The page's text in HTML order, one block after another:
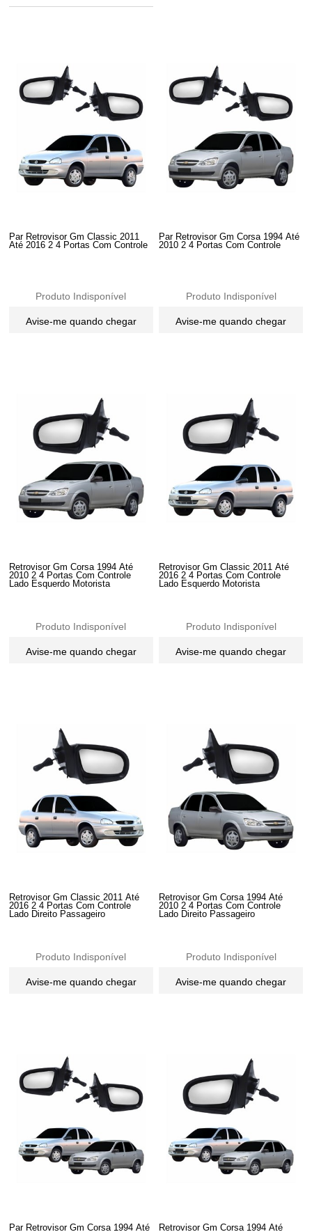
Par Retrovisor Gm Classic 2011
Até 2016 2 4 Portas Com Controle
Produto Indisponível
Avise-me quando chegar
Par Retrovisor Gm Corsa 1994 Até
2010 2 4 Portas Com Controle
Produto Indisponível
Avise-me quando chegar
Retrovisor Gm Corsa 1994 Até
2010 2 4 Portas Com Controle
Lado Esquerdo Motorista
Produto Indisponível
Avise-me quando chegar
Retrovisor Gm Classic 2011 Até
2016 2 4 Portas Com Controle
Lado Esquerdo Motorista
Produto Indisponível
Avise-me quando chegar
Retrovisor Gm Classic 2011 Até
2016 2 4 Portas Com Controle
Lado Direito Passageiro
Produto Indisponível
Avise-me quando chegar
Retrovisor Gm Corsa 1994 Até
2010 2 4 Portas Com Controle
Lado Direito Passageiro
Produto Indisponível
Avise-me quando chegar
Par Retrovisor Gm Corsa 1994 Até
Retrovisor Gm Corsa 1994 Até